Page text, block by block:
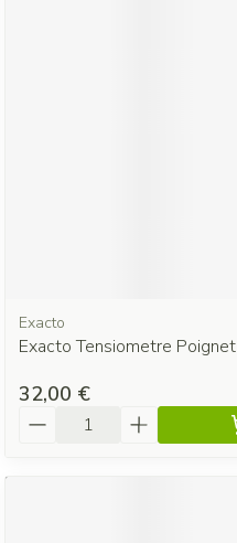
Exacto
Exacto Tensiometre Poignet
32,00 €
Quantité